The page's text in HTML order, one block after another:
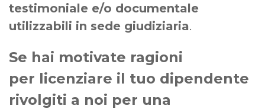
testimoniale e/o documentale
utilizzabili in sede giudiziaria.
Se hai motivate ragioni
per licenziare il tuo dipendente
rivolgiti a noi per una